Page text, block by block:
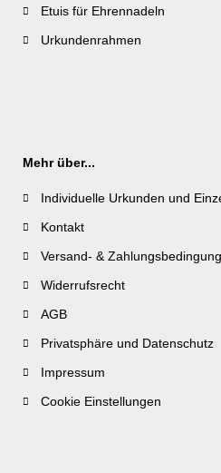
Etuis für Ehrennadeln
Urkundenrahmen
Mehr über...
Individuelle Urkunden und
Kontakt
Versand- &
Widerrufsrecht
AGB
Privatsphäre und Datenschutz
Impressum
Cookie Einstellungen